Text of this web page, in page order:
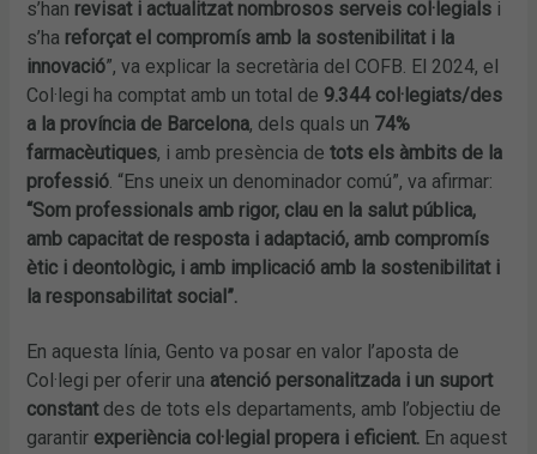
s’han revisat i actualitzat nombrosos serveis col·legials i
s’ha reforçat el compromís amb la sostenibilitat i la
innovació”, va explicar la secretària del COFB. El 2024, el
Col·legi ha comptat amb un total de 9.344 col·legiats/des
a la província de Barcelona, dels quals un 74%
farmacèutiques, i amb presència detots els àmbits de la
professió. “Ens uneix un denominador comú”, va afirmar:
“Som professionals amb rigor, clau en la salut pública,
amb capacitat de resposta i adaptació, amb compromís
ètic i deontològic, i amb implicació amb la sostenibilitat i
la responsabilitat social”.
En aquesta línia, Gento va posar en valor l’aposta de
Col·legi per oferir una atenció personalitzada i un suport
constant des de tots els departaments, amb l’objectiu de
garantir experiència col·legial propera i eficient. En aquest